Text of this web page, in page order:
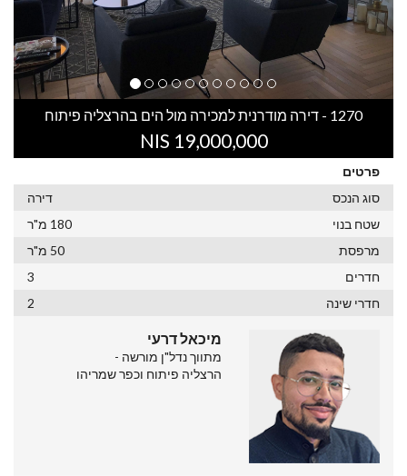
1270 - דירה מודרנית למכירה מול הים בהרצליה פיתוח
19,000,000 NIS
פרטים
סוג הנכס
דירה
שטח בנוי
180 מ"ר
מרפסת
50 מ"ר
חדרים
3
חדרי שינה
2
מיכאל דרעי
מתווך נדל"ן מורשה -
הרצליה פיתוח וכפר שמריהו